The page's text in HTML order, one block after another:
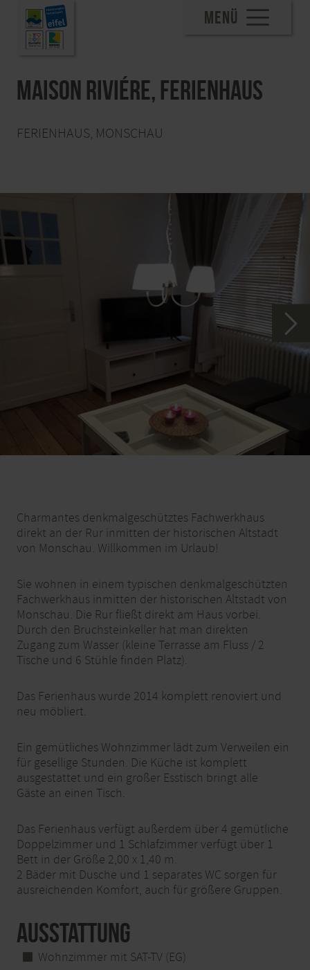
MENÜ
Maison Riviére, Ferienhaus
FERIENHAUS, MONSCHAU
Charmantes denkmalgeschütztes Fachwerkhaus
direkt an der Rur inmitten der historischen Altstadt
von Monschau. Willkommen im Urlaub!
Sie wohnen in einem typischen denkmalgeschützten
Fachwerkhaus inmitten der historischen Altstadt von
Monschau. Die Rur fließt direkt am Haus vorbei.
Durch den Bruchsteinkeller hat man direkten
Zugang zum Wasser (kleine Terrasse am Fluss / 2
Tische und 6 Stühle finden Platz).
Das Ferienhaus wurde 2014 komplett renoviert und
neu möbliert.
Ein gemütliches Wohnzimmer lädt zum Verweilen ein
für gesellige Stunden. Die Küche ist komplett
ausgestattet und ein großer Esstisch bringt alle
Gäste an einen Tisch.
Das Ferienhaus verfügt außerdem über 4 gemütliche
Doppelzimmer und 1 Schlafzimmer verfügt über 1
Bett in der Größe 2,00 x 1,40 m.
2 Bäder mit Dusche und 1 separates WC sorgen für
ausreichenden Komfort, auch für größere Gruppen.
Ausstattung
Wohnzimmer mit SAT-TV (EG)